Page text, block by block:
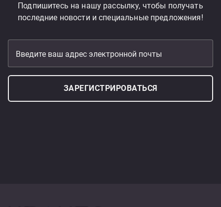
Подпишитесь на нашу рассылку, чтобы получать
последние новости и специальные предложения!
Введите ваш адрес электронной почты
ЗАРЕГИСТРИРОВАТЬСЯ